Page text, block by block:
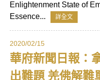
Enlightenment State of
Essence...
詳全文
2020/02/15
華府新聞日報：
出難題 羌佛解難